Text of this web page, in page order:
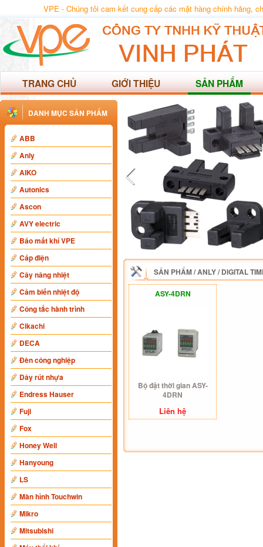
VPE - Chúng tôi cam kết cung cấp các mặt hàng chính hãng,
TRANG CHỦ GIỚI THIỆU SẢN PHẨM
DANH MỤC SẢN PHẨM
ABB
Anly
AIKO
Autonics
Ascon
AVY electric
Báo mất khí VPE
Cáp điện
Cây nâng nhiệt
Cảm biến nhiệt độ
Công tắc hành trình
Cikachi
DECA
Đèn công nghiệp
Dây rút nhựa
Endress Hauser
Fuji
Fox
Honey Well
Hanyoung
LS
Màn hình Touchwin
Mikro
Mitsubishi
SẢN PHẨM/ANLY/DIGITAL
ASY-4DRN
Bộ đặt thời gian ASY-
4DRN
Liên hệ